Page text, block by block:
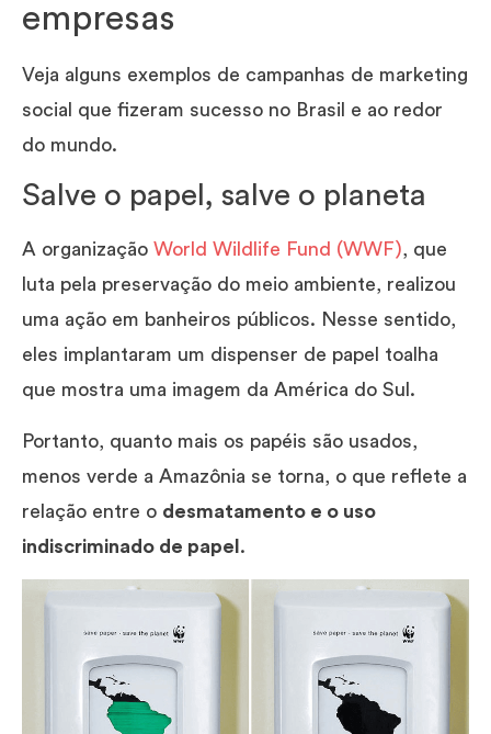
empresas
Veja alguns exemplos de campanhas de marketing
social que fizeram sucesso no Brasil e ao redor
do mundo.
Salve o papel, salve o planeta
A organização World Wildlife Fund (WWF), que
luta pela preservação do meio ambiente, realizou
uma ação em banheiros públicos. Nesse sentido,
eles implantaram um dispenser de papel toalha
que mostra uma imagem da América do Sul.
Portanto, quanto mais os papéis são usados,
menos verde a Amazônia se torna, o que reflete a
relação entre o desmatamento e o uso
indiscriminado de papel .